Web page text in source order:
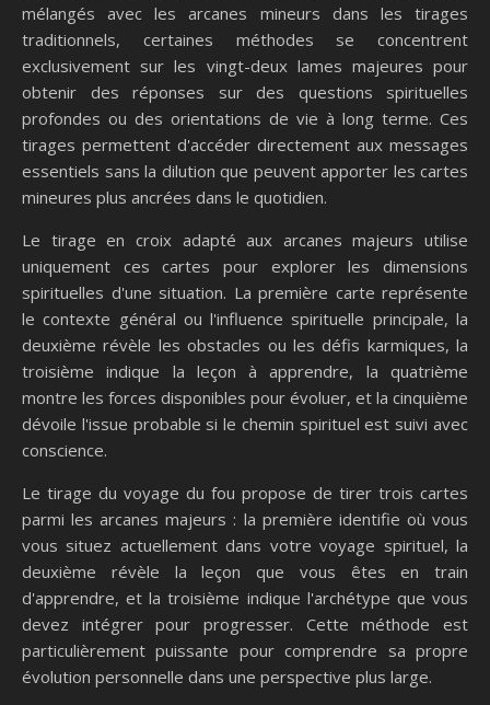
mélangés avec les arcanes mineurs dans les tirages
traditionnels, certaines méthodes se concentrent
exclusivement sur les vingt-deux lames majeures pour
obtenir des réponses sur des questions spirituelles
profondes ou des orientations de vie à long terme. Ces
tirages permettent d'accéder directement aux messages
essentiels sans la dilution que peuvent apporter les cartes
mineures plus ancrées dans le quotidien.
Le tirage en croix adapté aux arcanes majeurs utilise
uniquement ces cartes pour explorer les dimensions
spirituelles d'une situation. La première carte représente
le contexte général ou l'influence spirituelle principale, la
deuxième révèle les obstacles ou les défis karmiques, la
troisième indique la leçon à apprendre, la quatrième
montre les forces disponibles pour évoluer, et la cinquième
dévoile l'issue probable si le chemin spirituel est suivi avec
conscience.
Le tirage du voyage du fou propose de tirer trois cartes
parmi les arcanes majeurs : la première identifie où vous
vous situez actuellement dans votre voyage spirituel, la
deuxième révèle la leçon que vous êtes en train
d'apprendre, et la troisième indique l'archétype que vous
devez intégrer pour progresser. Cette méthode est
particulièrement puissante pour comprendre sa propre
évolution personnelle dans une perspective plus large.